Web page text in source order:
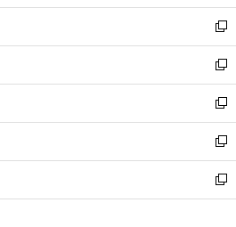
開
く
ウ
で
開
く
ン
ド
ウ
で
開
く
ウ
ィ
ン
ド
ウ
で
開
く
し
い
ウ
ィ
ン
ド
ウ
で
開
く
新
し
い
ウ
ィ
ン
ド
ウ
で
開
新
し
い
ウ
ィ
ン
ド
ウ
新
し
い
ウ
ィ
ン
新
し
い
ウ
新
し